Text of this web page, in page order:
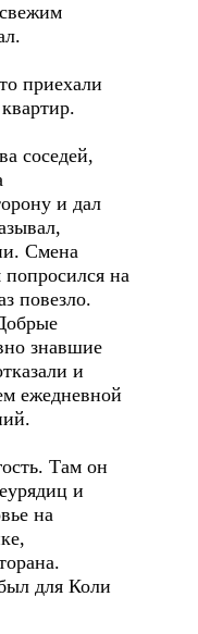
приехали
соседей,
и дал
Смена
на
повезло.
знавшие
и
ежедневной
Там он
и
на
для Коли